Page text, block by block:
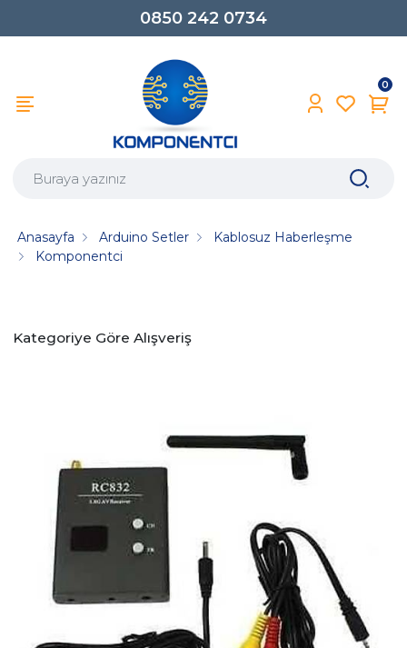
0850 242 0734
0
Anasayfa Arduino Setler
Kablosuz Haberleşme
Komponentci
Kategoriye Göre Alışveriş